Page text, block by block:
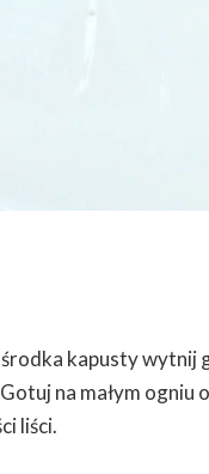
kapusty wytnij
na małym ogniu
liści.